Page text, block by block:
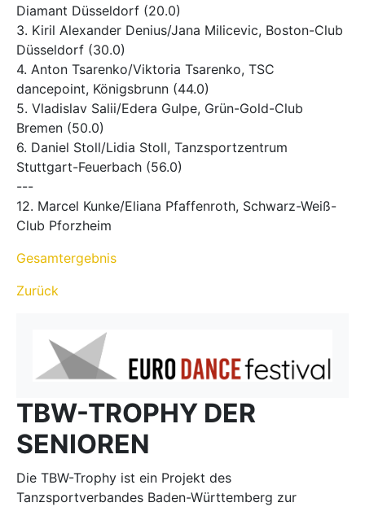
Diamant Düsseldorf (20.0)
3. Kiril Alexander Denius/Jana Milicevic, Boston-Club
Düsseldorf (30.0)
4. Anton Tsarenko/Viktoria Tsarenko, TSC
dancepoint, Königsbrunn (44.0)
5. Vladislav Salii/Edera Gulpe, Grün-Gold-Club
Bremen (50.0)
6. Daniel Stoll/Lidia Stoll, Tanzsportzentrum
Stuttgart-Feuerbach (56.0)
---
12. Marcel Kunke/Eliana Pfaffenroth, Schwarz-Weiß-
Club Pforzheim
Gesamtergebnis
Zurück
TBW-TROPHY DER
SENIOREN
Die TBW-Trophy ist ein Projekt des
Tanzsportverbandes Baden-Württemberg zur